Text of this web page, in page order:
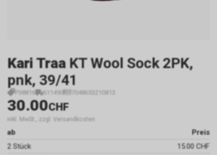
Kari Traa KT Wool Sock 2PK,
pnk, 39/41
P38816 611490 7048653210813
30.00CHF
inkl. MwSt., zzgl. Versandkosten
ab
Preis
2 Stück
15.00 CHF